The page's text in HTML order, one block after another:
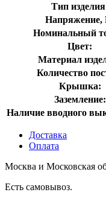
Тип
Напряжение,
Номинальный
Цвет:
Материал
Количество
Крышка:
Заземление:
Наличие вводного
Доставка
Оплата
Москва и Московская
Есть самовывоз.